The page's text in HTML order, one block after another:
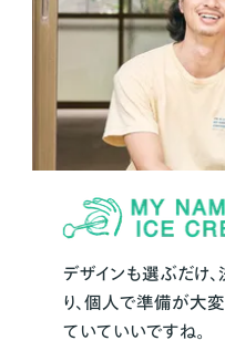
デザインも選ぶだけ
り、個人で準備が大
ていていいですね。